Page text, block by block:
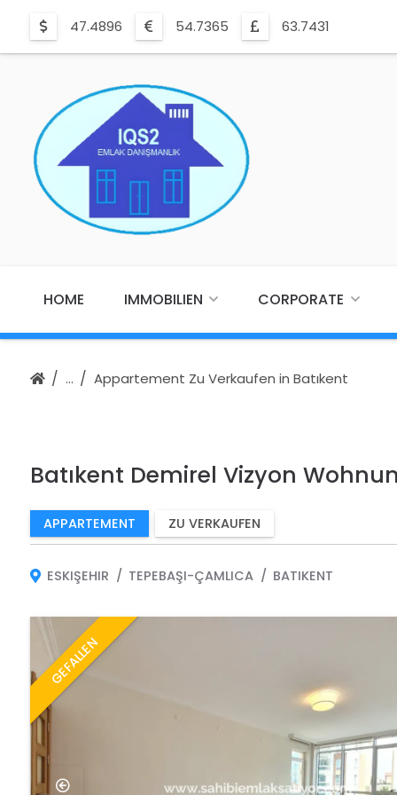
47.4896 54.7365 63.7431
HOME IMMOBILIEN CORPORATE
Appartement Zu Verkaufen in Batıkent
Batıkent Demirel Vizyon
APPARTEMENT ZU VERKAUFEN
ESKIŞEHIR TEPEBAŞI-ÇAMLICA BATIKENT
GEFALLEN